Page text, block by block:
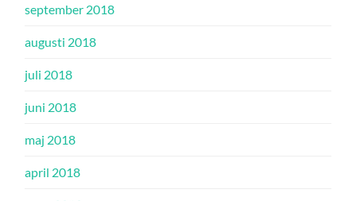
september 2018
augusti 2018
juli 2018
juni 2018
maj 2018
april 2018